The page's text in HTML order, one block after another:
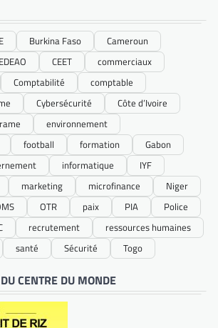
Burkina Faso
Cameroun
CEET
commerciaux
Comptabilité
comptable
Cybersécurité
Côte d’Ivoire
environnement
football formation
Gabon
informatique
IYF
marketing microfinance
Niger
OTR paix PIA
Police
recrutement
ressources humaines
santé Sécurité Togo
CENTRE DU MONDE